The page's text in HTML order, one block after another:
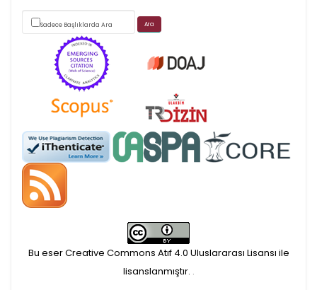
Scimago's grade
APC ödemesi
Öndenetimden geçen
makaleler için, 100 Avro
Makale İşletim Ücreti (APC)
alınmaktadır.
makaleler için yazarlara
Sadece Başlıklarda Ara
Bu eser Creative Commons Atıf 4.0 Uluslararası Lisansı ile
lisanslanmıştır. .